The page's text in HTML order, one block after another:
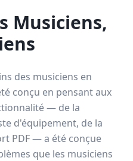
Musiciens,
des musiciens en
conçu en pensant aux
— de la
d'équipement, de la
PDF — a été conçue
que les musiciens